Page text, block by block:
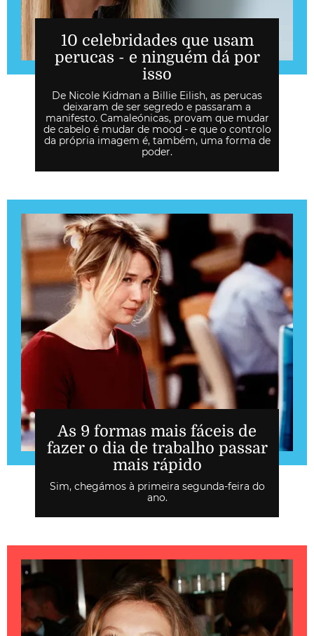
10 celebridades que usam
perucas - e ninguém dá por
isso
De Nicole Kidman a Billie Eilish, as perucas
deixaram de ser segredo e passaram a
manifesto. Camaleónicas, provam que mudar
de cabelo é mudar de mood - e que o controlo
da própria imagem é, também, uma forma de
poder.
As 9 formas mais fáceis de
fazer o dia de trabalho passar
mais rápido
Sim, chegámos à primeira segunda-feira do
ano.